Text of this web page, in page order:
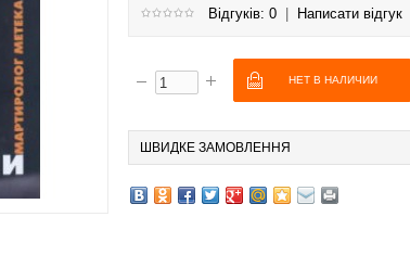
Відгуків: 0 Написати відгук
ШВИДКЕ ЗАМОВЛЕННЯ